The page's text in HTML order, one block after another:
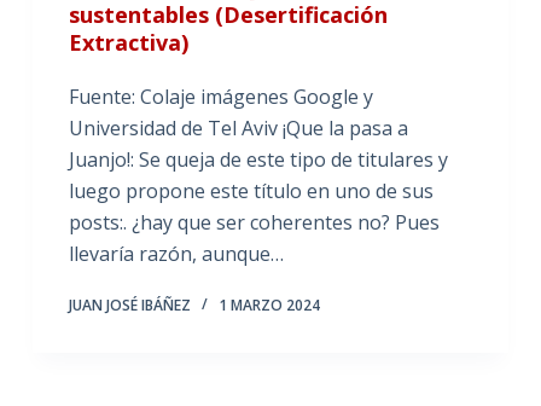
sustentables (Desertificación
Extractiva)
Fuente: Colaje imágenes Google y
Universidad de Tel Aviv ¡Que la pasa a
Juanjo!: Se queja de este tipo de titulares y
luego propone este título en uno de sus
posts:. ¿hay que ser coherentes no? Pues
llevaría razón, aunque…
JUAN JOSÉ IBÁÑEZ 1 MARZO 2024